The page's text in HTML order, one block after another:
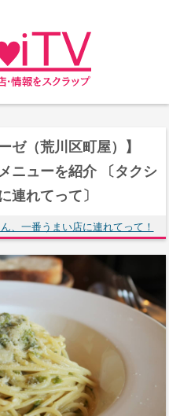
ゼ（荒川区町屋）】
ニューを紹介 〔タクシ
連れてって〕
、一番うまい店に連れてって！